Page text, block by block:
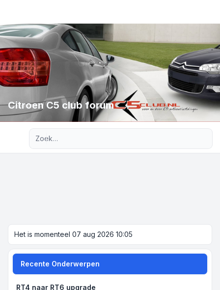
Citroen C5 club forum
Het is momenteel 07 aug 2026 10:05
Recente Onderwerpen
RT4 naar RT6 upgrade